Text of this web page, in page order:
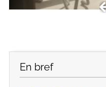
Forfaits
En bref